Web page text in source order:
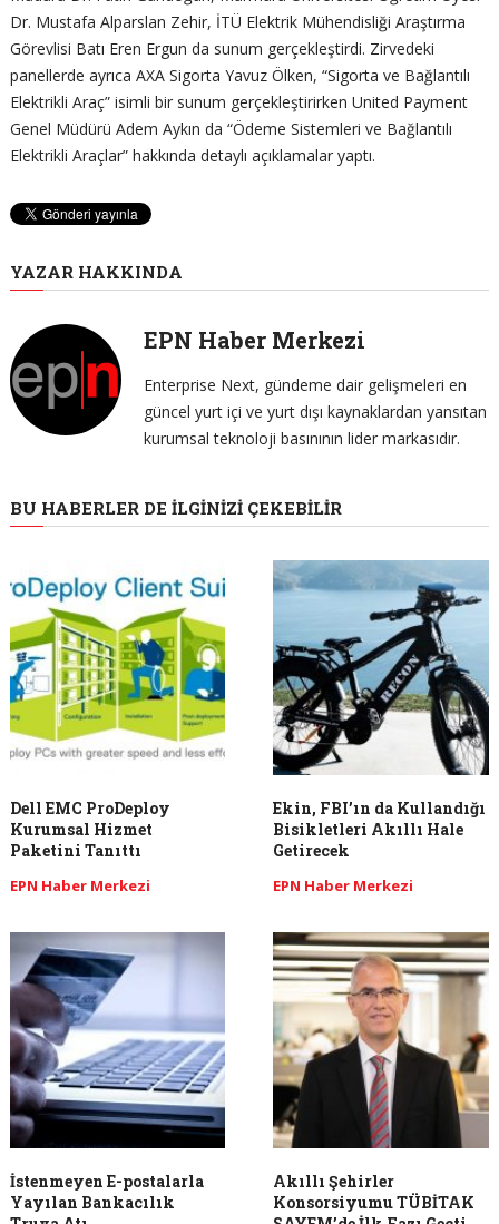
Dr. Mustafa Alparslan Zehir, İTÜ Elektrik Mühendisliği Araştırma
Görevlisi Batı Eren Ergun da sunum gerçekleştirdi. Zirvedeki
panellerde ayrıca AXA Sigorta Yavuz Ölken, “Sigorta ve Bağlantılı
Elektrikli Araç” isimli bir sunum gerçekleştirirken United Payment
Genel Müdürü Adem Aykın da “Ödeme Sistemleri ve Bağlantılı
Elektrikli Araçlar” hakkında detaylı açıklamalar yaptı.
YAZAR HAKKINDA
EPN Haber Merkezi
Enterprise Next, gündeme dair gelişmeleri en
güncel yurt içi ve yurt dışı kaynaklardan yansıtan
kurumsal teknoloji basınının lider markasıdır.
BU HABERLER DE İLGINIZI ÇEKEBILIR
Dell EMC ProDeploy
Kurumsal Hizmet
Paketini Tanıttı
EPN Haber Merkezi
Ekin, FBI’ın da Kullandığı
Bisikletleri Akıllı Hale
Getirecek
EPN Haber Merkezi
İstenmeyen E-postalarla
Yayılan Bankacılık
Akıllı Şehirler
Konsorsiyumu TÜBİTAK